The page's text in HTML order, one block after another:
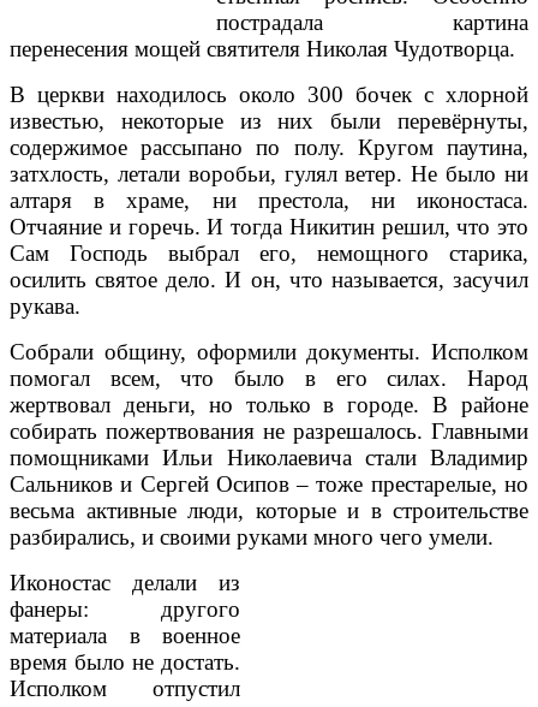
пострадала кар­тина
перенесения мо­щей святителя Николая Чудотворца.
В церкви находилось около 300 бочек с хлор­ной
известью, некоторые из них были перевёрну­ты,
содержимое рассы­пано по полу. Кругом па­утина,
затхлость, летали воробьи, гулял ветер. Не было ни
алтаря в храме, ни престола, ни иконос­таса.
Отчаяние и горечь. И тогда Никитин ре­шил, что это
Сам Гос­подь выбрал его, немощ­ного старика,
осилить святое дело. И он, что называется, засучил
ру­кава.
Собрали общину, оформили документы. Исполком
помогал всем, что было в его си­лах. Народ
жертвовал деньги, но только в го­роде. В районе
соби­рать пожертвования не разрешалось. Главными
помощни­ками Ильи Николаеви­ча стали Владимир
Сальников и Сергей Осипов – тоже престарелые, но
весьма активные люди, которые и в строительстве
разбира­лись, и своими руками много чего умели.
Иконостас делали из
фанеры: другого
матери­ала в военное
время было не достать.
Испол­ком отпустил